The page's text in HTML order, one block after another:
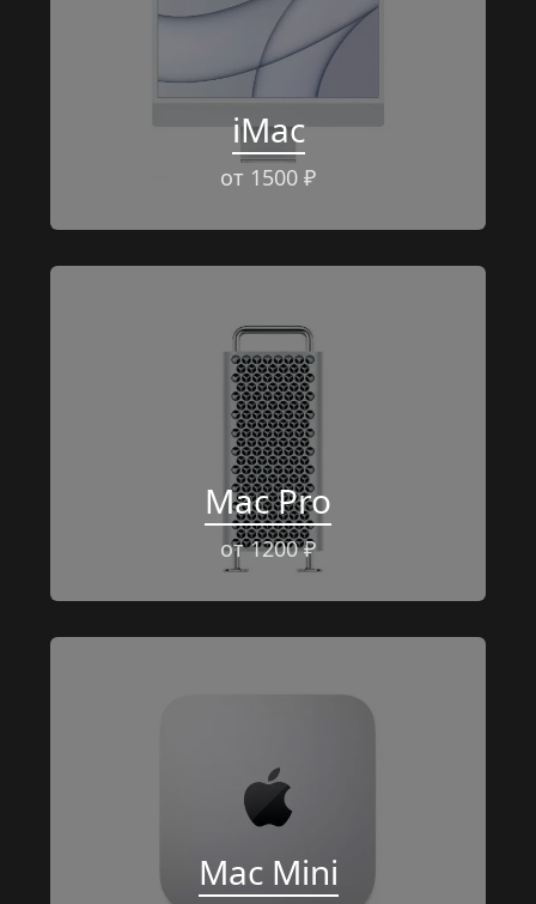
iMac
от 1500 ₽
Mac Pro
от 1200 ₽
Mac Mini